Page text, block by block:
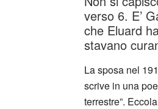
verso 6. E’
che Eluard
stavano
La sposa nel
scrive in una
terrestre”.